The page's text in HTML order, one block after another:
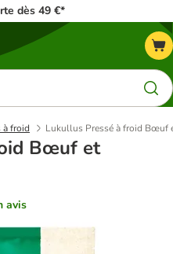
dès 49 €*
à froid Lukullus Pressé à froid Bœuf
Bœuf et
avis